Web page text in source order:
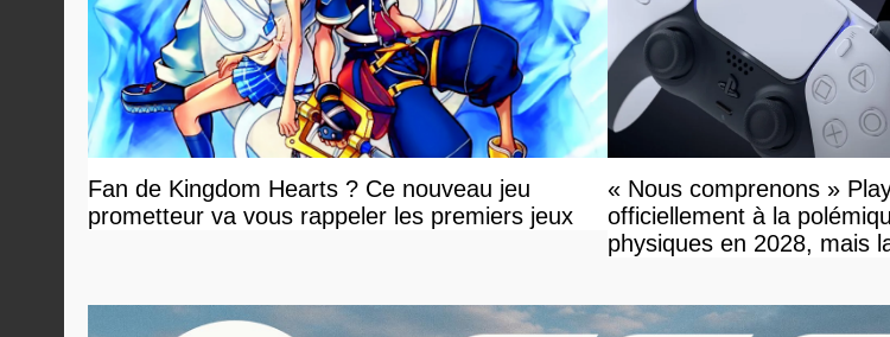
Fan de Kingdom Hearts ? Ce nouveau jeu
prometteur va vous rappeler les premiers jeux
« Nous comprenons »
officiellement à la
physiques en 2028, mais